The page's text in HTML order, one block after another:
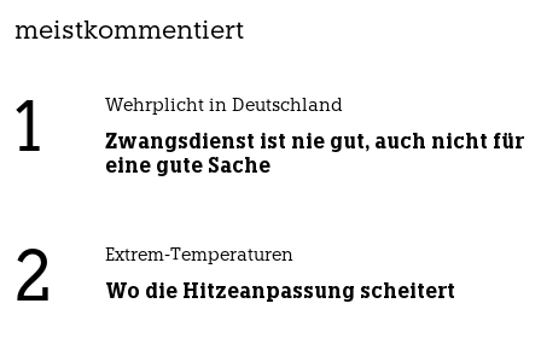
meistkommentiert
1 Wehrplicht in Deutschland
Zwangsdienst ist nie gut, auch nicht für
eine gute Sache
2 Extrem-Temperaturen
Wo die Hitzeanpassung scheitert